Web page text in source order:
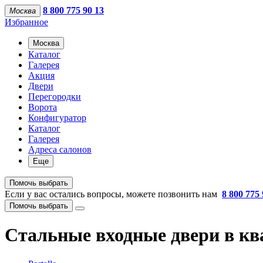
Москва
8 800 775 90 13
Избранное
Москва
Каталог
Галерея
Акция
Двери
Перегородки
Ворота
Конфигуратор
Каталог
Галерея
Адреса салонов
Еще
Помочь выбрать
Если у вас остались вопросы, можете позвонить нам 8 800 775
Помочь выбрать
Стальные входные двери в